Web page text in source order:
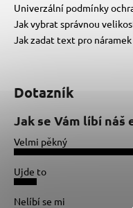
Univerzální podmínky
Jak vybrat správnou
Jak zadat text pro náramek
Dotazník
Jak se Vám líbí náš
Velmi pěkný
Ujde to
Nelíbí se mi